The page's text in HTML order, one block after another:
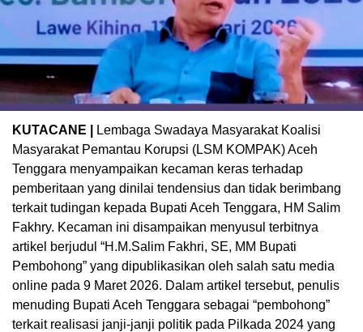
KUTACANE |
Lembaga Swadaya Masyarakat Koalisi
Masyarakat Pemantau Korupsi (LSM KOMPAK) Aceh
Tenggara menyampaikan kecaman keras terhadap
pemberitaan yang dinilai tendensius dan tidak berimbang
terkait tudingan kepada Bupati Aceh Tenggara, HM Salim
Fakhry. Kecaman ini disampaikan menyusul terbitnya
artikel berjudul “H.M.Salim Fakhri, SE, MM Bupati
Pembohong” yang dipublikasikan oleh salah satu media
online pada 9 Maret 2026. Dalam artikel tersebut, penulis
menuding Bupati Aceh Tenggara sebagai “pembohong”
terkait realisasi janji-janji politik pada Pilkada 2024 yang